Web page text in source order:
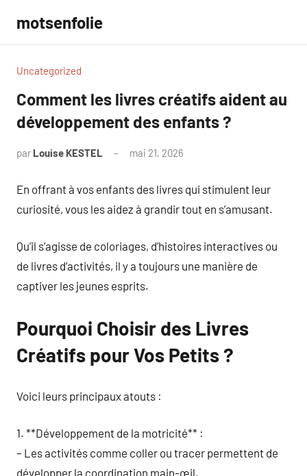
contenu
motsenfolie
Uncategorized
Comment les livres créatifs aident au
développement des enfants ?
par Louise KESTEL mai 21, 2026
En offrant à vos enfants des livres qui stimulent leur
curiosité, vous les aidez à grandir tout en s’amusant.
Qu’il s’agisse de coloriages, d’histoires interactives ou
de livres d’activités, il y a toujours une manière de
captiver les jeunes esprits.
Pourquoi Choisir des Livres
Créatifs pour Vos Petits ?
Voici leurs principaux atouts :
1. **Développement de la motricité** :
– Les activités comme coller ou tracer permettent de
développer la coordination main-œil.